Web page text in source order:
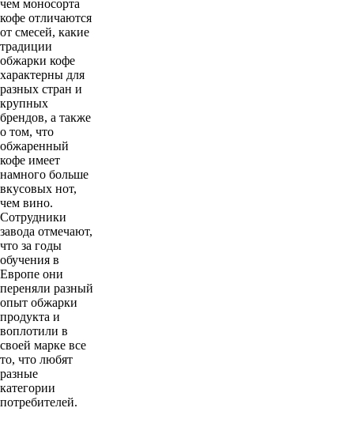
чем моносорта
кофе отличаются
от смесей, какие
традиции
обжарки кофе
характерны для
разных стран и
крупных
брендов, а также
о том, что
обжаренный
кофе имеет
намного больше
вкусовых нот,
чем вино.
Сотрудники
завода отмечают,
что за годы
обучения в
Европе они
переняли разный
опыт обжарки
продукта и
воплотили в
своей марке все
то, что любят
разные
категории
потребителей.